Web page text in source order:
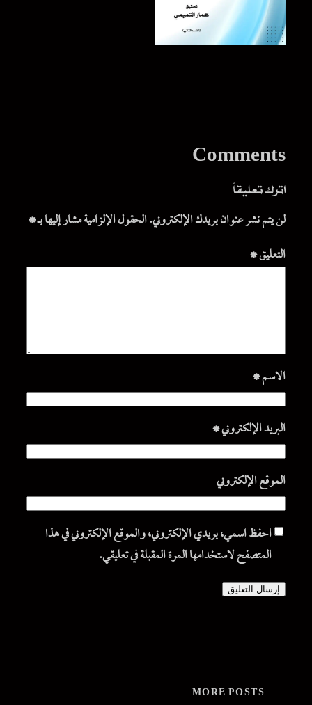
Comments
اترك تعليقاً
لن يتم نشر عنوان بريدك الإلكتروني.الحقول الإلزامية مشار إليها بـ*
التعليق*
الاسم*
البريد الإلكتروني*
الموقع الإلكتروني
احفظ اسمي، بريدي الإلكتروني، والموقع الإلكتروني في هذا
المتصفح لاستخدامها المرة المقبلة في تعليقي.
MORE POSTS